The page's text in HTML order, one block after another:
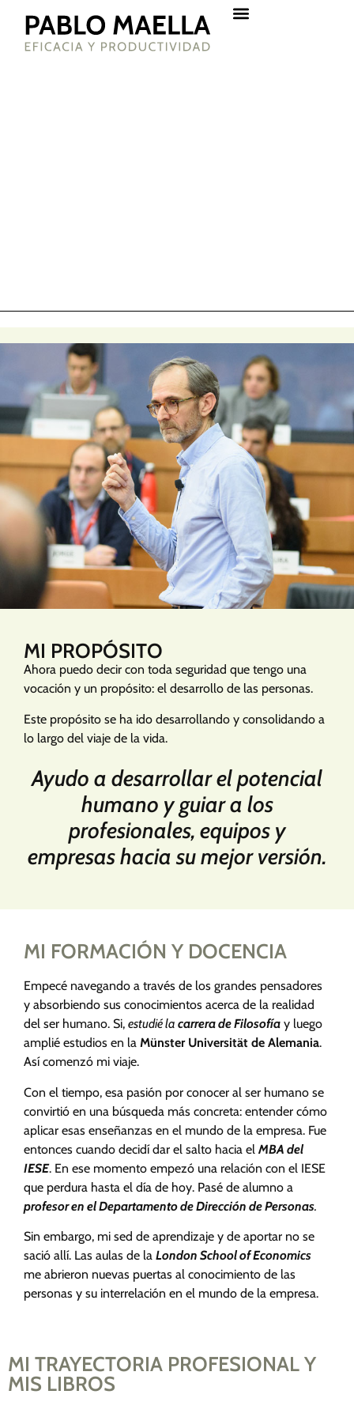
MI PROPÓSITO
Ahora puedo decir con toda seguridad que tengo una
vocación y un propósito: el desarrollo de las personas.
Este propósito se ha ido desarrollando y consolidando a
lo largo del viaje de la vida.
Ayudo a desarrollar el potencial
humano y guiar a los
profesionales, equipos y
empresas hacia su mejor versión.
MI FORMACIÓN Y DOCENCIA
Empecé navegando a través de los grandes pensadores
y absorbiendo sus conocimientos acerca de la realidad
del ser humano. Si, estudié la carrera de Filosofía y luego
amplié estudios en la Münster Universität de Alemania.
Así comenzó mi viaje.
Con el tiempo, esa pasión por conocer al ser humano se
convirtió en una búsqueda más concreta: entender cómo
aplicar esas enseñanzas en el mundo de la empresa. Fue
entonces cuando decidí dar el salto hacia el MBA del
IESE. En ese momento empezó una relación con el IESE
que perdura hasta el día de hoy. Pasé de alumno a
profesor en el Departamento de Dirección de Personas.
Sin embargo, mi sed de aprendizaje y de aportar no se
sació allí. Las aulas de la London School of Economics
me abrieron nuevas puertas al conocimiento de las
personas y su interrelación en el mundo de la empresa.
MI TRAYECTORIA PROFESIONAL Y
MIS LIBROS